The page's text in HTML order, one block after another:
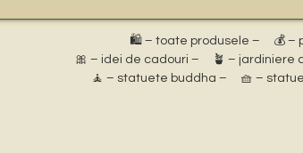
🛍️ – toate produsele – 💰 –
🎀 – idei de cadouri –
🪴 – jardiniere
🧘 – statuete buddha –
🧺 –